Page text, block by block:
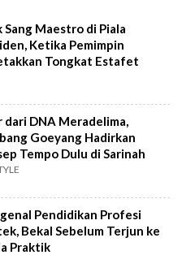
Sang Maestro di Piala
Ketika Pemimpin
Tongkat Estafet
dari DNA Meradelima,
Goeyang Hadirkan
Tempo Dulu di Sarinah
Pendidikan Profesi
Bekal Sebelum Terjun ke
Praktik